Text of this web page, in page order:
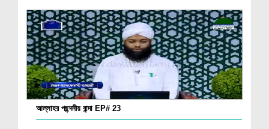
আল্লাহর পছন্দনীয় বান্দা EP# 23